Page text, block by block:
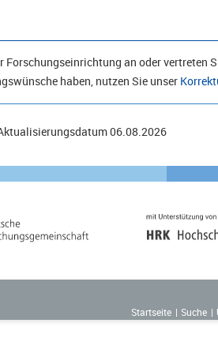
Forschungseinrichtung an oder vertreten
haben, nutzen Sie unser
06.08.2026
Startseite
Suche